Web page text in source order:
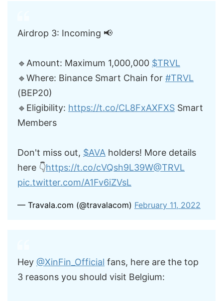
Airdrop 3: Incoming 📢
🔹Amount: Maximum 1,000,000 $TRVL
🔹Where: Binance Smart Chain for #TRVL
(BEP20)
🔹Eligibility: https://t.co/CL8FxAXFXS Smart
Members
Don't miss out, $AVA holders! More details
here 👇https://t.co/cVQsh9L39W@TRVL
pic.twitter.com/A1Fv6iZVsL
— Travala.com (@travalacom) February 11, 2022
Hey @XinFin_Official fans, here are the top
3 reasons you should visit Belgium: